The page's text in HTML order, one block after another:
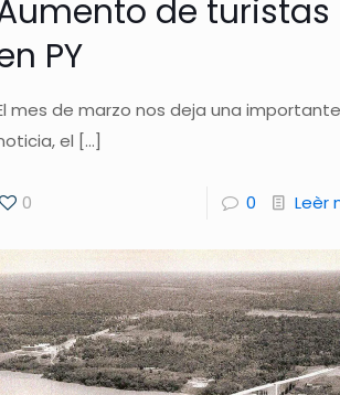
de turistas
PY
mes de marzo nos deja una importante
el […]
0 0 Leèr